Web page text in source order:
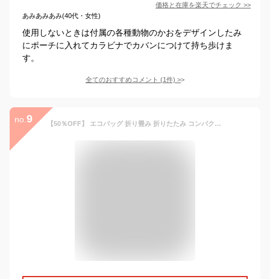
価格と在庫を楽天でチェック >>
あみあみあみ(40代・女性)
使用しないときは付属の各種動物のかおをデザインしたみ
にポーチに入れてカラビナでカバンにつけて持ち歩けま
す。
全てのおすすめコメント (1件) >
no. 9 【50％OFF】 エコバッグ 折り畳み 折りたたみ コンパクト 肩掛け 肩かけ ネコ 猫 ねこ 買い物バッグ 軽量 シンプル ポーチ付き かわいい にゃふにゃふ エコバック 誕生日 プレゼント ギフト対応 ラッピング あす楽 プチギフト ss sale セール スーパーセール価格 半額